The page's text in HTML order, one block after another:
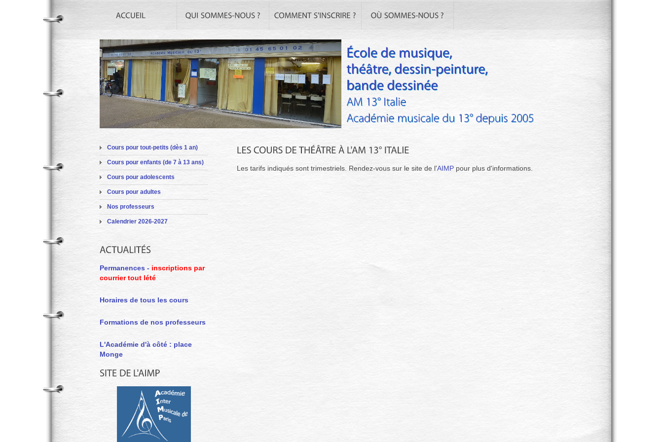
Cours pour tout-petits (dès 1 an)
Cours pour enfants (de 7 à 13 ans)
Cours pour adolescents
Cours pour adultes
Nos professeurs
Calendrier 2026-2027
Permanences - inscriptions par
courrier tout lété
Horaires de tous les cours
Formations de nos professeurs
L'Académie d'à côté : place
Monge
Les tarifs indiqués sont trimestriels. Rendez-vous sur le site de l'AIMP pour plus d'informations.